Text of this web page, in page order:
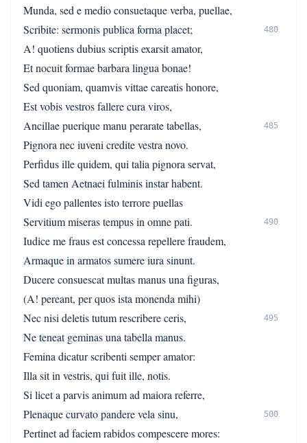
Munda, sed e medio consuetaque verba, puellae,
Scribite: sermonis publica forma placet;
480
A! quotiens dubius scriptis exarsit amator,
Et nocuit formae barbara lingua bonae!
Sed quoniam, quamvis vittae careatis honore,
Est vobis vestros fallere cura viros,
Ancillae puerique manu perarate tabellas,
485
Pignora nec iuveni credite vestra novo.
Perfidus ille quidem, qui talia pignora servat,
Sed tamen Aetnaei fulminis instar habent.
Vidi ego pallentes isto terrore puellas
Servitium miseras tempus in omne pati.
490
Iudice me fraus est concessa repellere fraudem,
Armaque in armatos sumere iura sinunt.
Ducere consuescat multas manus una figuras,
(A! pereant, per quos ista monenda mihi)
Nec nisi deletis tutum rescribere ceris,
495
Ne teneat geminas una tabella manus.
Femina dicatur scribenti semper amator:
Illa sit in vestris, qui fuit ille, notis.
Si licet a parvis animum ad maiora referre,
Plenaque curvato pandere vela sinu,
500
Pertinet ad faciem rabidos compescere mores: